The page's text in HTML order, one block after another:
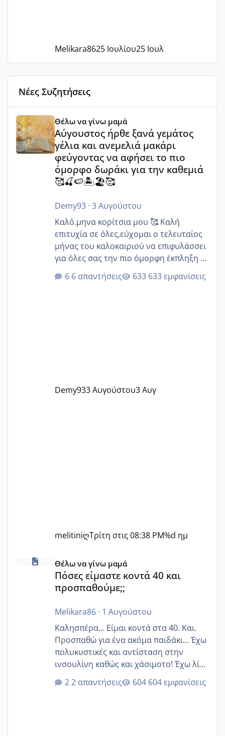
Melikara8625 Ιουλίου25 Ιουλ
Νέες Συζητήσεις
Αύγουστος ήρθε ξανά γεμάτος γέλια και ανεμελιά
Θέλω να γίνω μαμά
Αύγουστος ήρθε ξανά γεμάτος
γέλια και ανεμελιά μακάρι
φεύγοντας να αφήσει το πιο
όμορφο δωράκι για την καθεμιά
🥰🍒🍉🏝️🏖️🥰
Demy93· 3 Αυγούστου
Καλό.μηνα κορίτσια μου 🥰 Καλή
επιτυχία σε όλες,εύχομαι ο τελευταίος
μήνας του καλοκαιριού να επιφυλάσσει
για όλες σας την πιο όμορφη έκπληξη 🧿
@Elk @Melikara86 @Παρασκευαιδου
@Zenia z @melitiniღ @Christi.D.
6 απαντήσεις 633 εμφανίσεις
Demy933 Αυγούστου3 Αυγ
melitiniღΤρίτη στις 08:38 PM%d ημ
Πόσες είμαστε κοντά 40 και προσπαθούμε;;
Θέλω να γίνω μαμά
Πόσες είμαστε κοντά 40 και
προσπαθούμε;;
Melikara86· 1 Αυγούστου
Καλησπέρα... Είμαι κοντά στα 40. Και.
Προσπαθώ για ένα ακόμα παιδάκι... Έχω
πολυκυστικές και αντίσταση στην
ινσουλίνη καθώς και χάσιμοτο! Έχω λίγα
κιλά παραπάνω και όσο κ αν προσπαθώ
δεν χάνω εύκολα! Προσπαθώ για ακόμη
2 απαντήσεις 604 εμφανίσεις